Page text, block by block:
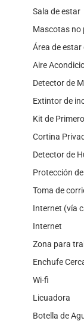
Sala de estar
Mascotas no
Área de
Aire
Detector de
Extintor de
Kit de
Cortina
Detector de
Protección
Toma de
Internet (vía
Internet
Zona para
Enchufe
Wi-fi
Licuadora
Botella de